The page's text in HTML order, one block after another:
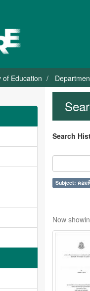
of Education
Search
Subject: คอม
Now